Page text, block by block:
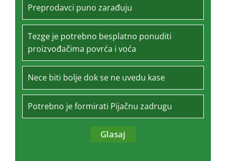
Preprodavci puno zarađuju
Tezge je potrebno besplatno ponuditi
proizvođačima povrća i voća
Nece biti bolje dok se ne uvedu kase
Potrebno je formirati Pijačnu zadrugu